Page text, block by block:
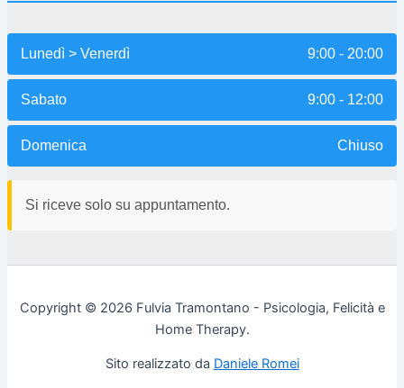
Lunedì > Venerdì 9:00 - 20:00
Sabato 9:00 - 12:00
Domenica Chiuso
Si riceve solo su appuntamento.
Copyright © 2026 Fulvia Tramontano - Psicologia, Felicità e
Home Therapy.
Sito realizzato da Daniele Romei